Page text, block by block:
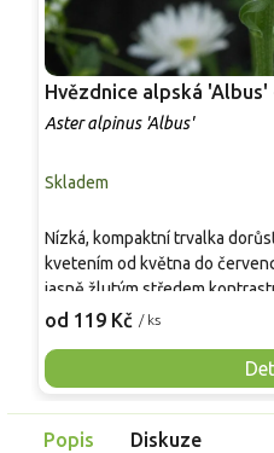
Hvězdnice alpská
Aster alpinus 'Albus'
Skladem
od 119 Kč / ks
Nízká, kompaktní trvalka
kvetením od května do
jasně žlutým středem
kopinatými listy a vytvářejí
vhodné k řezu a rostlina láká
Popis Diskuze